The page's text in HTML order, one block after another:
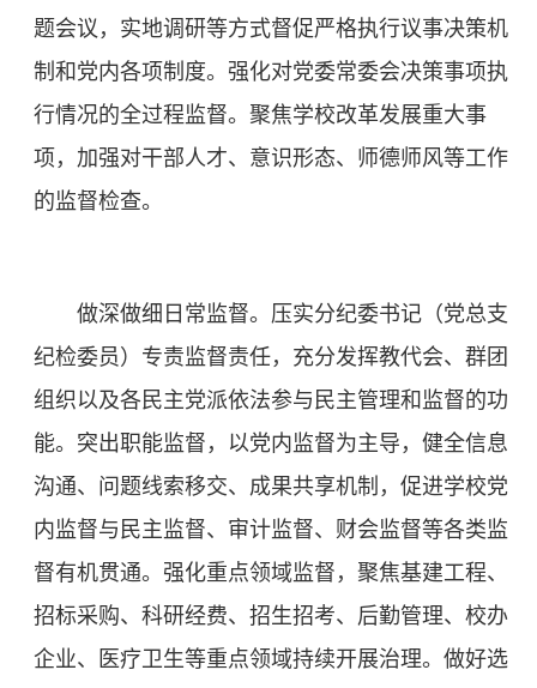
题会议，实地调研等方式督促严格执行议事决策机
制和党内各项制度。强化对党委常委会决策事项执
行情况的全过程监督。聚焦学校改革发展重大事
项，加强对干部人才、意识形态、师德师风等工作
的监督检查。
做深做细日常监督。压实分纪委书记（党总支
纪检委员）专责监督责任，充分发挥教代会、群团
组织以及各民主党派依法参与民主管理和监督的功
能。突出职能监督，以党内监督为主导，健全信息
沟通、问题线索移交、成果共享机制，促进学校党
内监督与民主监督、审计监督、财会监督等各类监
督有机贯通。强化重点领域监督，聚焦基建工程、
招标采购、科研经费、招生招考、后勤管理、校办
企业、医疗卫生等重点领域持续开展治理。做好选